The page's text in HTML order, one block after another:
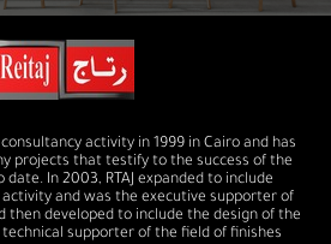
activity in 1999 in Cairo and has
projects that testify to the success of the
In 2003, RTAJ expanded to include
and was the executive supporter of
then developed to include the design of the
supporter of the field of finishes